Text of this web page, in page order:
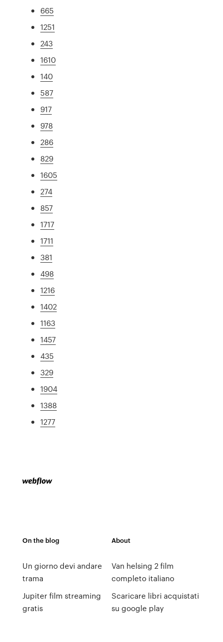
665
1251
243
1610
140
587
917
978
286
829
1605
274
857
1717
1711
381
498
1216
1402
1163
1457
435
329
1904
1388
1277
On the blog
Un giorno devi andare
trama
Jupiter film streaming
gratis
About
Van helsing 2 film
completo italiano
Scaricare libri acquistati
su google play